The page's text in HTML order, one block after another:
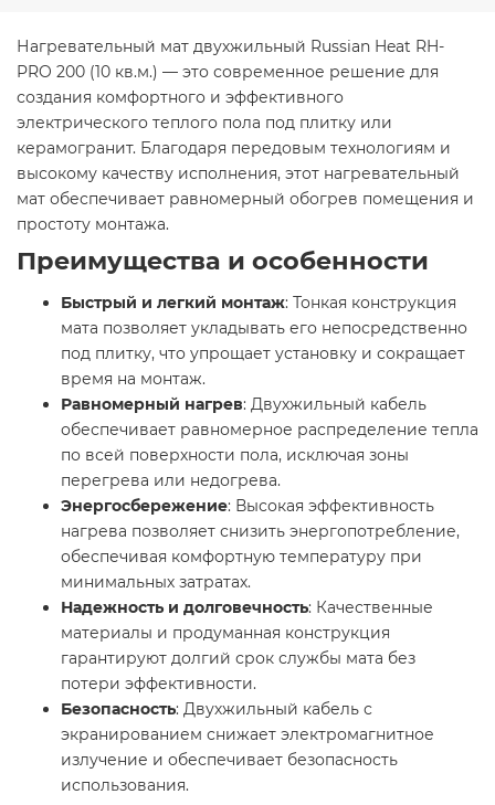
Нагревательный мат двухжильный Russian Heat RH-
PRO 200 (10 кв.м.) — это современное решение для
создания комфортного и эффективного
электрического теплого пола под плитку или
керамогранит. Благодаря передовым технологиям и
высокому качеству исполнения, этот нагревательный
мат обеспечивает равномерный обогрев помещения и
простоту монтажа.​
Преимущества и особенности
Быстрый и легкий монтаж: Тонкая конструкция
мата позволяет укладывать его непосредственно
под плитку, что упрощает установку и сокращает
время на монтаж.​
Равномерный нагрев: Двухжильный кабель
обеспечивает равномерное распределение тепла
по всей поверхности пола, исключая зоны
перегрева или недогрева.​
Энергосбережение: Высокая эффективность
нагрева позволяет снизить энергопотребление,
обеспечивая комфортную температуру при
минимальных затратах.​
Надежность и долговечность: Качественные
материалы и продуманная конструкция
гарантируют долгий срок службы мата без
потери эффективности.​
Безопасность: Двухжильный кабель с
экранированием снижает электромагнитное
излучение и обеспечивает безопасность
использования.​